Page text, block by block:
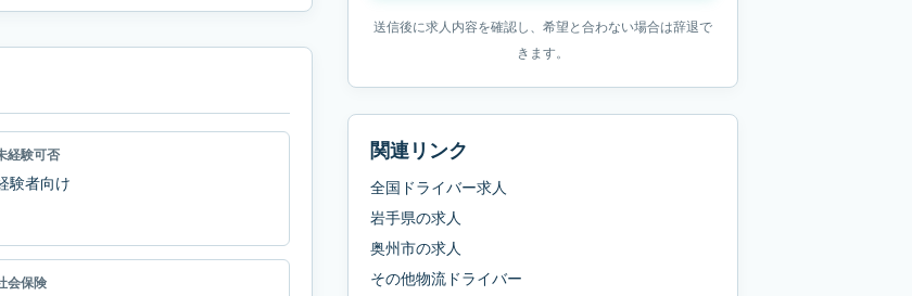
経験可否
験者向け
会保険
送信後に求人内容を確認し、希望と合わない場合は辞退で
きます。
関連リンク
全国ドライバー求人
岩手県の求人
奥州市の求人
その他物流ドライバー